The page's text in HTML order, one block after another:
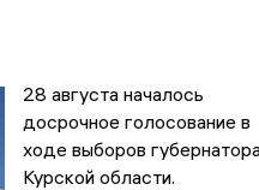
28 августа началось
досрочное голосование в
ходе выборов
Курской области.